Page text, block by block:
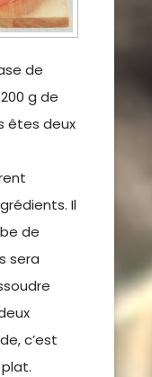
de
g de
êtes deux
Il
de
sera
c’est